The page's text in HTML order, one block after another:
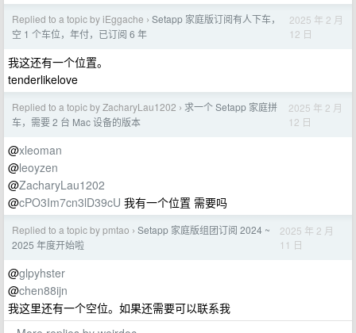
Replied to a topic by iEggache › Setapp 家庭版订阅有人下车，
空 1 个车位，年付，已订阅 6 年
2025 年 2 月
12 日
我这还有一个位置。
tenderlikelove
Replied to a topic by ZacharyLau1202 › 求一个 Setapp 家庭拼
车，需要 2 台 Mac 设备的版本
2025 年 2 月
12 日
@xleoman
@leoyzen
@ZacharyLau1202
@cPO3Im7cn3lD39cU 我有一个位置 需要吗
Replied to a topic by pmtao › Setapp 家庭版组团订阅 2024 ~
2025 年度开始啦
2025 年 2 月
11 日
@glpyhster
@chen88ijn
我这里还有一个空位。如果还需要可以联系我